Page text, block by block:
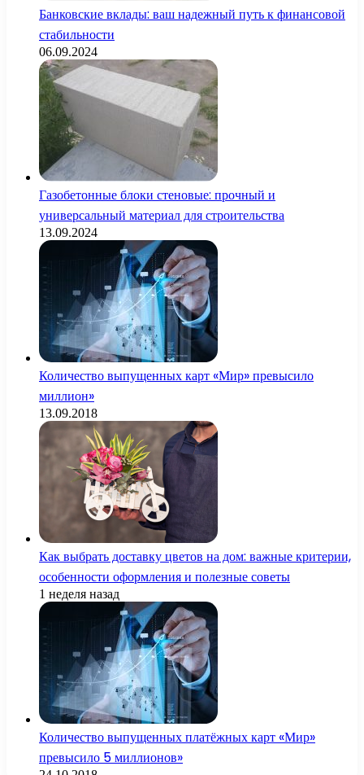
Банковские вклады: ваш надежный путь к финансовой
стабильности
06.09.2024
Газобетонные блоки стеновые: прочный и
универсальный материал для строительства
13.09.2024
Количество выпущенных карт «Мир» превысило
миллион»
13.09.2018
Как выбрать доставку цветов на дом: важные критерии,
особенности оформления и полезные советы
1 неделя назад
Количество выпущенных платёжных карт «Мир»
превысило 5 миллионов»